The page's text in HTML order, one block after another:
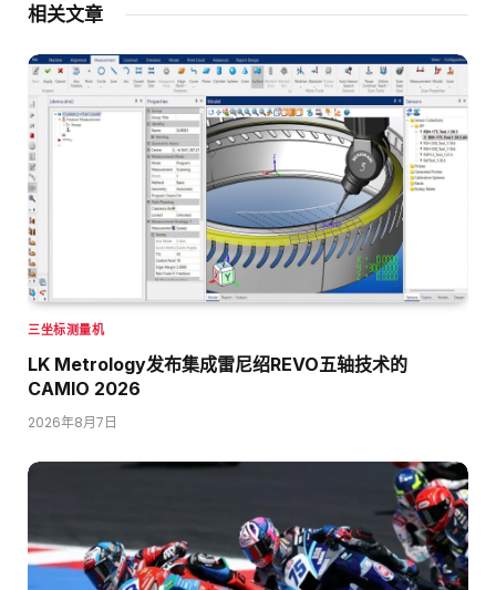
相关文章
三坐标测量机
LK Metrology发布集成雷尼绍REVO五轴技术的
CAMIO 2026
2026年8月7日